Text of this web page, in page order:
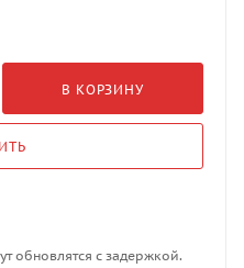
В КОРЗИНУ
обновлятся с задержкой.